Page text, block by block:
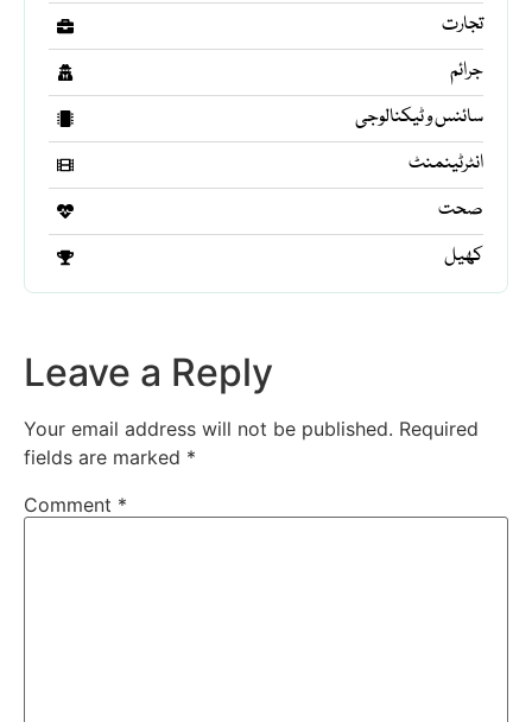
تجارت
جرائم
سائنس و ٹیکنالوجی
انٹرٹینمنٹ
صحت
کھیل
Leave a Reply
Your email address will not be published. Required
fields are marked *
Comment *